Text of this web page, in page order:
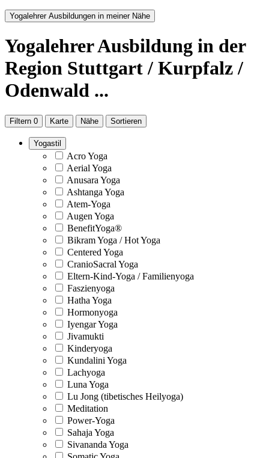
Yogalehrer Ausbildungen in meiner Nähe
Yogalehrer Ausbildung in der
Region Stuttgart / Kurpfalz /
Odenwald ...
Filtern 0 Karte Nähe Sortieren
Yogastil
Acro Yoga
Aerial Yoga
Anusara Yoga
Ashtanga Yoga
Atem-Yoga
Augen Yoga
BenefitYoga®
Bikram Yoga / Hot Yoga
Centered Yoga
CranioSacral Yoga
Eltern-Kind-Yoga / Familienyoga
Faszienyoga
Hatha Yoga
Hormonyoga
Iyengar Yoga
Jivamukti
Kinderyoga
Kundalini Yoga
Lachyoga
Luna Yoga
Lu Jong (tibetisches Heilyoga)
Meditation
Power-Yoga
Sahaja Yoga
Sivananda Yoga